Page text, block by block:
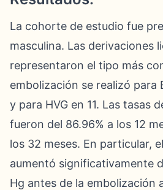
La cohorte de estudio fue
masculina. Las derivaciones
representaron el tipo más
embolización se realizó para
y para HVG en 11. Las tasas
fueron del 86.96% a los 12
los 32 meses. En particular,
aumentó significativamente
Hg antes de la embolización